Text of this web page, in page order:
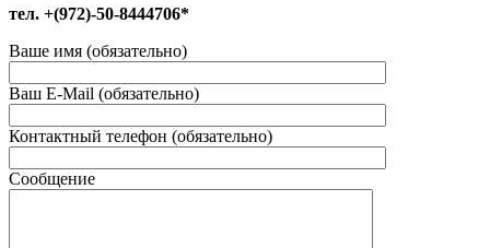
тел. +(972)-50-8444706*
Ваше имя (обязательно)
Ваш E-Mail (обязательно)
Контактный телефон (обязательно)
Сообщение